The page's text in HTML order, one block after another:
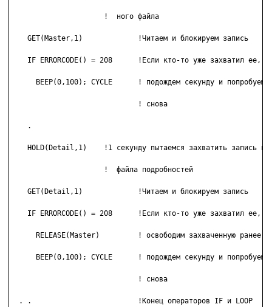
    GET(Master,1)             !Читаем и блокируем запись
IF ERRORCODE() = 208      !Если кто-то уже захватил ее,
      BEEP(0,100); CYCLE      ! подождем секунду и попробуем
    .
    HOLD(Detail,1)    !1 секунду пытаемся захватить запись из
    GET(Detail,1)             !Читаем и блокируем запись
IF ERRORCODE() = 208      !Если кто-то уже захватил ее,
      RELEASE(Master)         ! освободим захваченную ранее,
      BEEP(0,100); CYCLE      ! подождем секунду и попробуем
  . .                         !Конец операторов IF и LOOP